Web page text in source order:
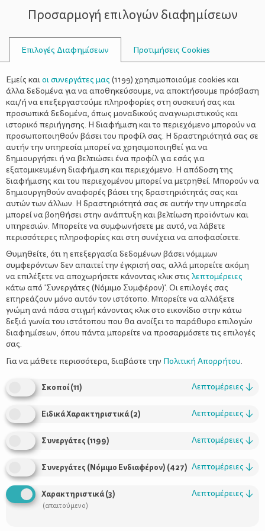
ΣΥΜΒΟΥΛΟΙ
ΟΙΚΟΓΈΝΕΙΑ>ΟΙΚΟΓΕΝΕΙΑΚΈΣ ΔΡΑΣΤΗΡΙΌΤΗΤΕΣ
“Ο Κοντορεβυθούλης και ο
Γίγαντας” στη ΧΑΝΘ
Βαθμολογήστε αυτό το άρθρο :
Ημ. Έναρξης:07-10-2018 Θεριά καπλάνια ξωτικά, φράζουν το
δρόμο και καραδοκούν το Ρεβυθούλη. Κι εκεί στο τέλος ο
ακατανίκητος γίγαντας με την πέτρινη κάρδια. Ενάντια στο κακό
πάντα ορθώνεται μια όμορφη νεράιδα που ξέρει να καθοδηγεί
και να ανδρώνει τους αδύναμους. Να γιατί λατρεύουμε τα
πραγματικότητας. Στον ονειρικό τους κόσμο ποτέ η δύναμη δεν
υπερισχύει τη δικαιοσύνη. Παίζουν: Λίτσα και Χριστίνα Μπήτιου.
Είσοδος: Γενική είσοδος: 6€
Διεύθυνση :
Χ.Α.Ν. Θεσσαλονίκης
,Κεντρικές περιοχές Θεσσαλονίκης,,
Τηλέφωνο: 07-10-2018,
Έναρξη:12:00:00, 14-10-2018, Έναρξη:12:00:00, 21-10-2018,
Έναρξη:12:00:00, 28-10-2018, Έναρξη:12:00:00,
Προσαρμογή επιλογών διαφημίσεων
Επιλογές Διαφημίσεων Προτιμήσεις Cookies
Εμείς καιοι συνεργάτες μας (1199) χρησιμοποιούμε cookies και
άλλα δεδομένα για να αποθηκεύσουμε, να αποκτήσουμε πρόσβαση
και/ή να επεξεργαστούμε πληροφορίες στη συσκευή σας και
προσωπικά δεδομένα, όπως μοναδικούς αναγνωριστικούς και
ιστορικό περιήγησης. Η διαφήμιση και το περιεχόμενο μπορούν να
προσωποποιηθούν βάσει του προφίλ σας. Η δραστηριότητά σας σε
αυτήν την υπηρεσία μπορεί να χρησιμοποιηθεί για να
δημιουργήσει ή να βελτιώσει ένα προφίλ για εσάς για
εξατομικευμένη διαφήμιση και περιεχόμενο. Η απόδοση της
διαφήμισης και του περιεχομένου μπορεί να μετρηθεί. Μπορούν να
δημιουργηθούν αναφορές βάσει της δραστηριότητάς σας και
αυτών των άλλων. Η δραστηριότητά σας σε αυτήν την υπηρεσία
μπορεί να βοηθήσει στην ανάπτυξη και βελτίωση προϊόντων και
υπηρεσιών. Μπορείτε να συμφωνήσετε με αυτό, να λάβετε
περισσότερες πληροφορίες και στη συνέχεια να αποφασίσετε.
Θυμηθείτε, ότι η επεξεργασία δεδομένων βάσει νόμιμων
συμφερόντων δεν απαιτεί την έγκρισή σας, αλλά μπορείτε ακόμη
να επιλέξετε να αποχωρήσετε κάνοντας κλικ στις λεπτομέρειες
κάτω από 'Συνεργάτες (Νόμιμο Συμφέρον)'. Οι επιλογές σας
επηρεάζουν μόνο αυτόν τον ιστότοπο. Μπορείτε να αλλάξετε
γνώμη ανά πάσα στιγμή κάνοντας κλικ στο εικονίδιο στην κάτω
δεξιά γωνία του ιστότοπου που θα ανοίξει το παράθυρο επιλογών
διαφημίσεων, όπου πάντα μπορείτε να προσαρμόσετε τις επιλογές
σας.
Για να μάθετε περισσότερα, διαβάστε την Πολιτική Απορρήτου.
Σκοποί(11) Λεπτομέρειες ↓
Ειδικά Χαρακτηριστικά(2) Λεπτομέρειες ↓
Συνεργάτες (1199) Λεπτομέρειες ↓
Συνεργάτες (Νόμιμο Ενδιαφέρον) (427) Λεπτομέρειες ↓
Χαρακτηριστικά(3)
(απαιτούμενο)
Λεπτομέρειες ↓